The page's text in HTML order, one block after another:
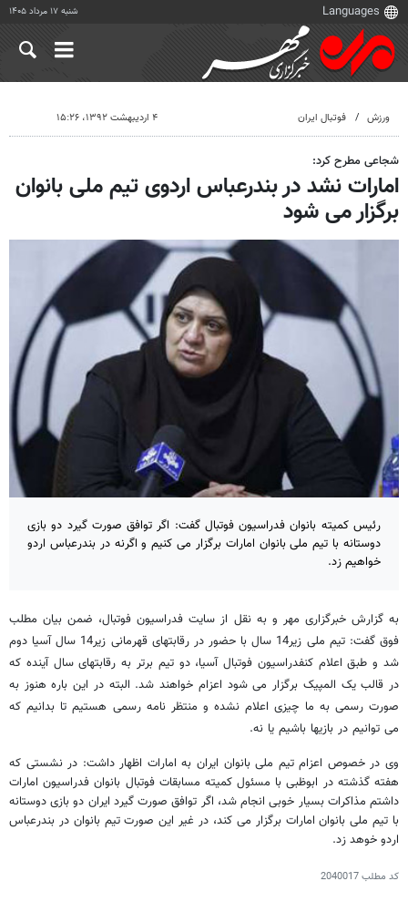
شنبه ۱۷ مرداد ۱۴۰۵
ورزش فوتبال ایران ۴ اردیبهشت ۱۳۹۲، ۱۵:۲۶
شجاعی مطرح کرد:
امارات نشد در بندرعباس اردوی تیم ملی بانوان
برگزار می شود
رئیس کمیته بانوان فدراسیون فوتبال گفت: اگر توافق صورت گیرد دو بازی
دوستانه با تیم ملی بانوان امارات برگزار می کنیم و اگرنه در بندرعباس اردو
خواهیم زد.
به گزارش خبرگزاری مهر و به نقل از سایت فدراسیون فوتبال، ضمن بیان مطلب
فوق گفت: تیم ملی زیر14 سال با حضور در رقابتهای قهرمانی زیر14 سال آسیا دوم
شد و طبق اعلام کنفدراسیون فوتبال آسیا، دو تیم برتر به رقابتهای سال آینده که
در قالب یک المپیک برگزار می شود اعزام خواهند شد. البته در این باره هنوز به
صورت رسمی به ما چیزی اعلام نشده و منتظر نامه رسمی هستیم تا بدانیم که
می توانیم در بازیها باشیم یا نه.
وی در خصوص اعزام تیم ملی بانوان ایران به امارات اظهار داشت: در نشستی که
هفته گذشته در ابوظبی با مسئول کمیته مسابقات فوتبال بانوان فدراسیون امارات
داشتم مذاکرات بسیار خوبی انجام شد، اگر توافق صورت گیرد ایران دو بازی دوستانه
با تیم ملی بانوان امارات برگزار می کند، در غیر این صورت تیم بانوان در بندرعباس
اردو خوهد زد.
کد مطلب2040017